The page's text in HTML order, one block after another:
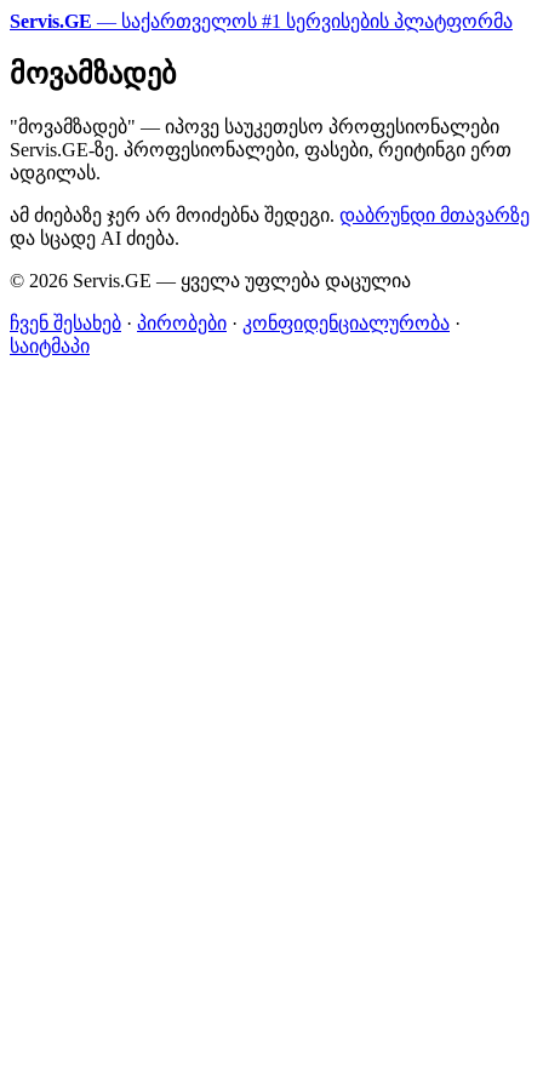
Servis.GE — საქართველოს #1 სერვისების პლატფორმა
მოვამზადებ
"მოვამზადებ" — იპოვე საუკეთესო პროფესიონალები
Servis.GE-ზე. პროფესიონალები, ფასები, რეიტინგი ერთ
ადგილას.
ამ ძიებაზე ჯერ არ მოიძებნა შედეგი. დაბრუნდი მთავარზე
და სცადე AI ძიება.
© 2026 Servis.GE — ყველა უფლება დაცულია
ჩვენ შესახებ · პირობები · კონფიდენციალურობა ·
საიტმაპი